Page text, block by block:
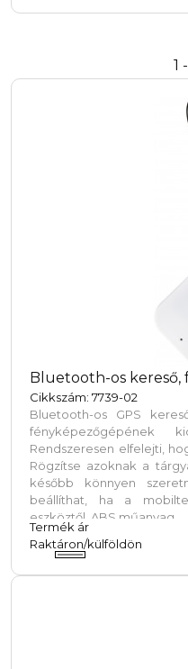
1
Bluetooth-os kereső,
Cikkszám: 7739-02
Bluetooth-os GPS
fényképezőgépének
Rendszeresen elfelejti,
Rögzítse azoknak a
később könnyen
beállíthat, ha a
eszköztől. ABS műanyag.
Termék ár
Raktáron/külföldön